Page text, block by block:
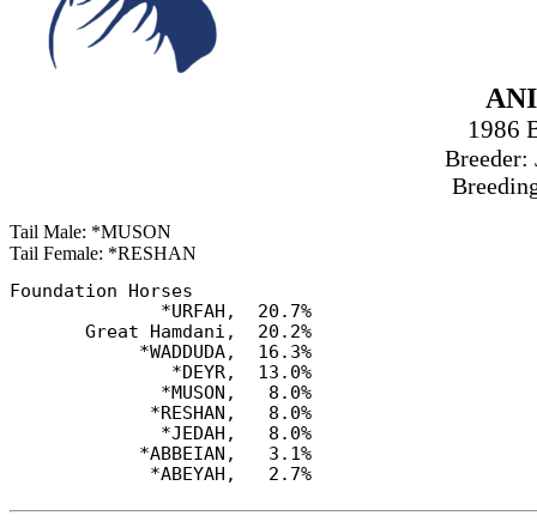
1986
Breeder:
Tail Male: *MUSON
Tail Female: *RESHAN
Foundation Horses
              *URFAH,  20.7%
       Great Hamdani,  20.2%
            *WADDUDA,  16.3%
               *DEYR,  13.0%
              *MUSON,   8.0%
             *RESHAN,   8.0%
              *JEDAH,   8.0%
            *ABBEIAN,   3.1%